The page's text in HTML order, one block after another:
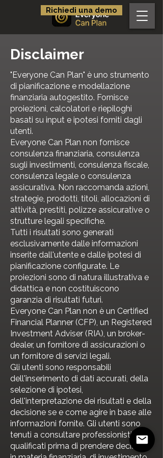
Richiedi una demo
Disclaimer
"Everyone Can Plan" è uno strumento
di pianificazione e modellazione
finanziaria autogestito. Fornisce
proiezioni, calcolatori e riepiloghi
basati su input e ipotesi forniti dagli
utenti.
Everyone Can Plan non fornisce
consulenza finanziaria, consulenza
sugli investimenti, consulenza fiscale,
consulenza legale o consulenza
assicurativa. Non raccomanda azioni,
strategie, prodotti, titoli, allocazioni di
attività, prestiti, polizze assicurative o
strutture legali specifiche.
Tutti i risultati sono generati
esclusivamente dalle informazioni
inserite dall'utente e dalle ipotesi di
pianificazione configurate. Le
proiezioni sono di natura illustrativa e
didattica e non costituiscono
garanzia di risultati futuri.
Everyone Can Plan non è un Certified
Financial Planner (CFP), un Registered
Investment Adviser (RIA), un broker-
dealer, un fornitore di assicurazioni o
un fornitore di servizi legali.
Gli utenti sono responsabili
dell'inserimento di dati accurati, della
selezione di ipotesi,
dell'interpretazione dei risultati e della
decisione se e come agire in base alle
informazioni fornite. Gli utenti sono
tenuti a consultare professionisti
qualificati prima di prendere decisioni